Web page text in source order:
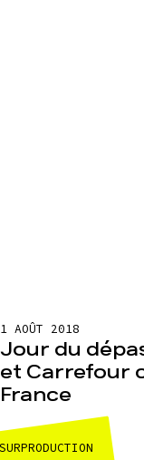
1 AOÛT 2018
Jour du
et Carrefour
France